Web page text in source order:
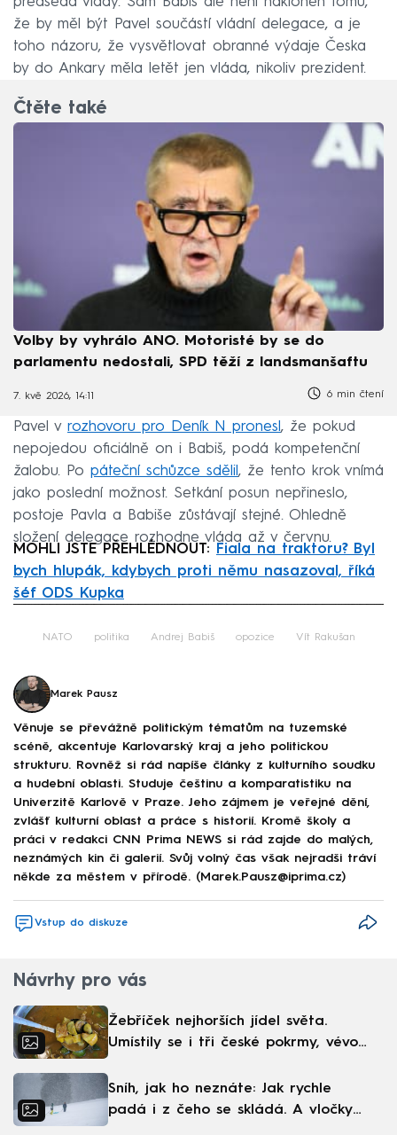
že by měl být Pavel součástí vládní delegace, a je
toho názoru, že vysvětlovat obranné výdaje Česka
by do Ankary měla letět jen vláda, nikoliv prezident.
Čtěte také
Volby by vyhrálo ANO. Motoristé by se do
parlamentu nedostali, SPD těží z landsmanšaftu
7. kvě 2026, 14:11 6 min čtení
Pavel v rozhovoru pro Deník N pronesl , že pokud
nepojedou oficiálně on i Babiš, podá kompetenční
žalobu. Po páteční schůzce sdělil , že tento krok vnímá
jako poslední možnost. Setkání posun nepřineslo,
postoje Pavla a Babiše zůstávají stejné. Ohledně
složení delegace rozhodne vláda až v červnu.
MOHLI JSTE PŘEHLÉDNOUT:
Fiala na traktoru? Byl
bych hlupák, kdybych proti němu nasazoval, říká
šéf ODS Kupka
NATO politika Andrej Babiš opozice Vít Rakušan
Marek Pausz
Věnuje se převážně politickým tématům na tuzemské
scéně, akcentuje Karlovarský kraj a jeho politickou
strukturu. Rovněž si rád napíše články z kulturního soudku
a hudební oblasti. Studuje češtinu a komparatistiku na
Univerzitě Karlově v Praze. Jeho zájmem je veřejné dění,
zvlášť kulturní oblast a práce s historií. Kromě školy a
práci v redakci CNN Prima NEWS si rád zajde do malých,
neznámých kin či galerií. Svůj volný čas však nejradši tráví
někde za městem v přírodě. (Marek.Pausz@iprima.cz)
Vstup do diskuze
Návrhy pro vás
Žebříček nejhorších jídel světa.
Umístily se i tři české pokrmy, vévodí
Sníh, jak ho neznáte: Jak rychle
padá i z čeho se skládá. A vločky